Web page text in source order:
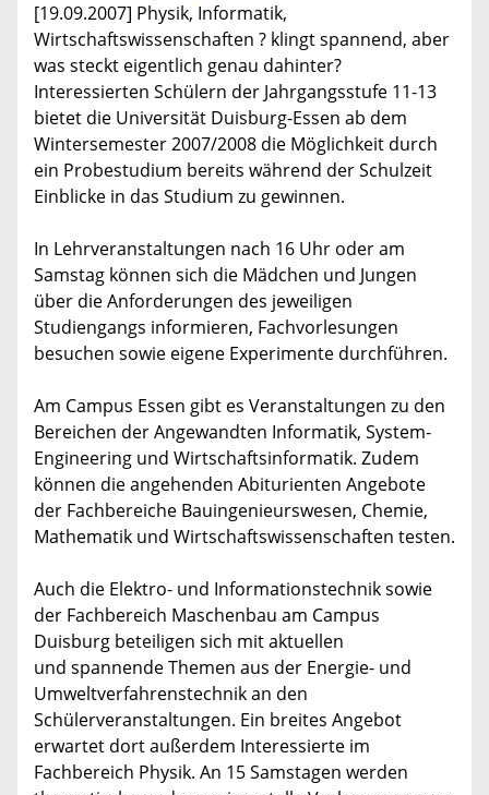
[19.09.2007] Physik, Informatik,
Wirtschaftswissenschaften ? klingt spannend, aber
was steckt eigentlich genau dahinter?
Interessierten Schülern der Jahrgangsstufe 11-13
bietet die Universität Duisburg-Essen ab dem
Wintersemester 2007/2008 die Möglichkeit durch
ein Probestudium bereits während der Schulzeit
Einblicke in das Studium zu gewinnen.
In Lehrveranstaltungen nach 16 Uhr oder am
Samstag können sich die Mädchen und Jungen
über die Anforderungen des jeweiligen
Studiengangs informieren, Fachvorlesungen
besuchen sowie eigene Experimente durchführen.
Am Campus Essen gibt es Veranstaltungen zu den
Bereichen der Angewandten Informatik, System-
Engineering und Wirtschaftsinformatik. Zudem
können die angehenden Abiturienten Angebote
der Fachbereiche Bauingenieurswesen, Chemie,
Mathematik und Wirtschaftswissenschaften testen.
Auch die Elektro- und Informationstechnik sowie
der Fachbereich Maschenbau am Campus
Duisburg beteiligen sich mit aktuellen
und spannende Themen aus der Energie- und
Umweltverfahrenstechnik an den
Schülerveranstaltungen. Ein breites Angebot
erwartet dort außerdem Interessierte im
Fachbereich Physik. An 15 Samstagen werden